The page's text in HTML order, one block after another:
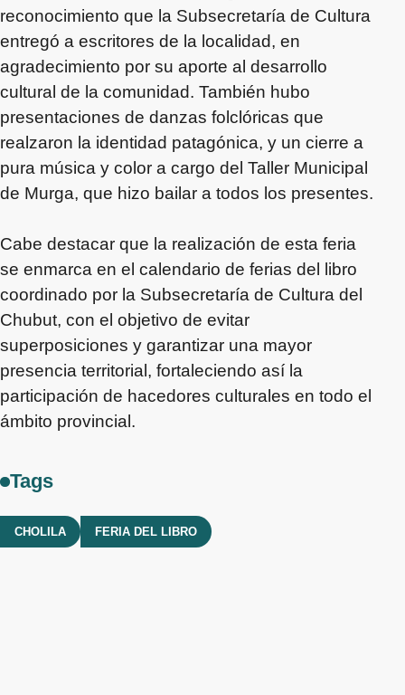
reconocimiento que la Subsecretaría de Cultura
entregó a escritores de la localidad, en
agradecimiento por su aporte al desarrollo
cultural de la comunidad. También hubo
presentaciones de danzas folclóricas que
realzaron la identidad patagónica, y un cierre a
pura música y color a cargo del Taller Municipal
de Murga, que hizo bailar a todos los presentes.
Cabe destacar que la realización de esta feria
se enmarca en el calendario de ferias del libro
coordinado por la Subsecretaría de Cultura del
Chubut, con el objetivo de evitar
superposiciones y garantizar una mayor
presencia territorial, fortaleciendo así la
participación de hacedores culturales en todo el
ámbito provincial.
Tags
CHOLILA FERIA DEL LIBRO